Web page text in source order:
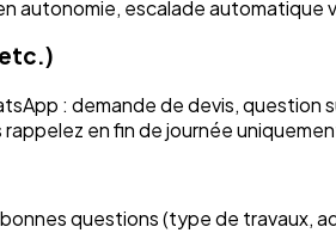
autonomie, escalade automatique
: demande de devis,
en fin de journée
questions (type de travaux,